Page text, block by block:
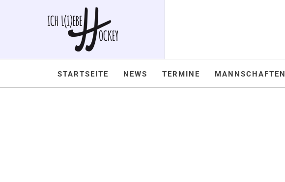
STARTSEITE NEWS TERMINE MANNSCHAFTEN